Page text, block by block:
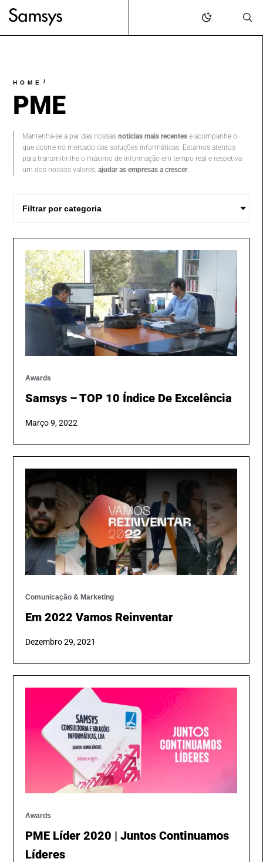
HOME /
PME
Mantenha-se a par das nossasnotícias mais recentese acompanhe o
que ocorre no mercado das soluções informáticas. Estamos atentos
para transmitir-lhe o máximo de informação em tempo real e respetiva
um dos nossos valores,ajudar as empresas a crescer.
Filtrar por categoria
Awards
Samsys – TOP 10 Índice De Excelência
Março 9, 2022
Comunicação & Marketing
Em 2022 Vamos Reinventar
Dezembro 29, 2021
Awards
PME Líder 2020 | Juntos Continuamos
Líderes